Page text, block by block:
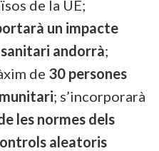
de la UE;
un impacte
andorrà;
de 30 persones
; s’incorporarà
les normes dels
aleatoris